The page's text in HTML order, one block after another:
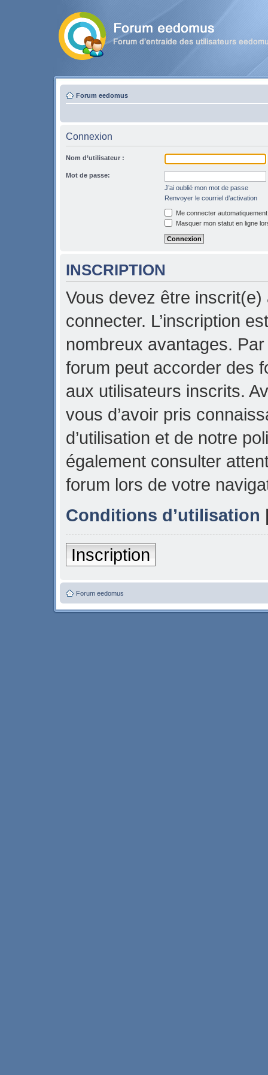
Forum eedomus
Connexion
Nom d’utilisateur :
Mot de passe:
J’ai oublié mon mot de passe
Renvoyer le courriel d’activation
Me connecter
Masquer mon statut en ligne
INSCRIPTION
Vous devez être
connecter. L’inscription
nombreux avantages.
forum peut accorder des
aux utilisateurs inscrits.
vous d’avoir pris
d’utilisation et de notre
également consulter
forum lors de votre
Conditions d’utilisation
Inscription
Forum eedomus